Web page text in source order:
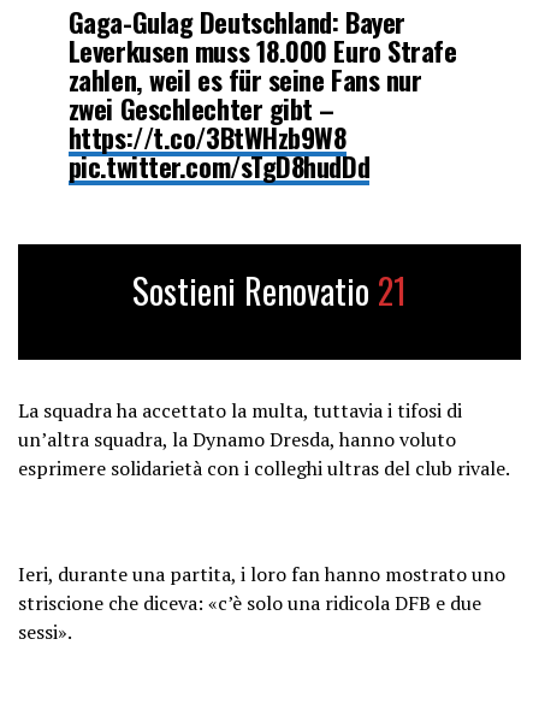
Gaga-Gulag Deutschland: Bayer
Leverkusen muss 18.000 Euro Strafe
zahlen, weil es für seine Fans nur
zwei Geschlechter gibt –
https://t.co/3BtWHzb9W8
pic.twitter.com/sTgD8hudDd
Sostieni Renovatio 21
La squadra ha accettato la multa, tuttavia i tifosi di
un’altra squadra, la Dynamo Dresda, hanno voluto
esprimere solidarietà con i colleghi ultras del club rivale.
Ieri, durante una partita, i loro fan hanno mostrato uno
striscione che diceva: «c’è solo una ridicola DFB e due
sessi».